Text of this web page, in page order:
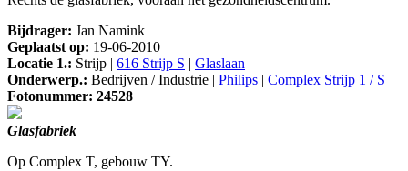
Bijdrager: Jan Namink
Geplaatst op: 19-06-2010
Locatie 1.: Strijp | 616 Strijp S | Glaslaan
Onderwerp.: Bedrijven / Industrie | Philips | Complex Strijp 1 / S
Fotonummer: 24528
Glasfabriek
Op Complex T, gebouw TY.